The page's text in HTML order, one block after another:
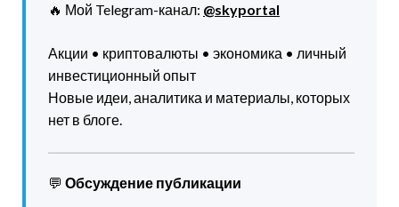
🔥 Мой Telegram-канал: @skyportal
Акции • криптовалюты • экономика • личный
инвестиционный опыт
Новые идеи, аналитика и материалы, которых
нет в блоге.
💬 Обсуждение публикации